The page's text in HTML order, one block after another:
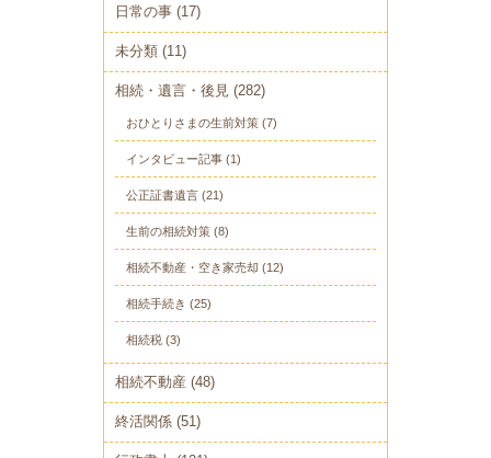
日常の事 (17)
未分類 (11)
相続・遺言・後見 (282)
おひとりさまの生前対策 (7)
インタビュー記事 (1)
公正証書遺言 (21)
生前の相続対策 (8)
相続不動産・空き家売却 (12)
相続手続き (25)
相続税 (3)
相続不動産 (48)
終活関係 (51)